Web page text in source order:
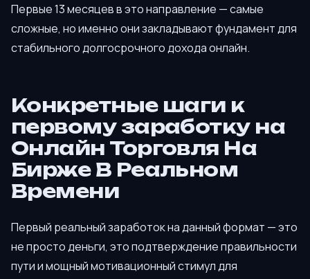
Первые 13 месяцев в это направление — самые
сложные, но именно они закладывают фундамент для
стабильного долгосрочного дохода онлайн.
Конкретные шаги к
первому заработку на
Онлайн Торговля На
Бирже В Реальном
Времени
Первый реальный заработок на данный формат — это
не просто деньги, это подтверждение правильности
пути и мощный мотивационный стимул для